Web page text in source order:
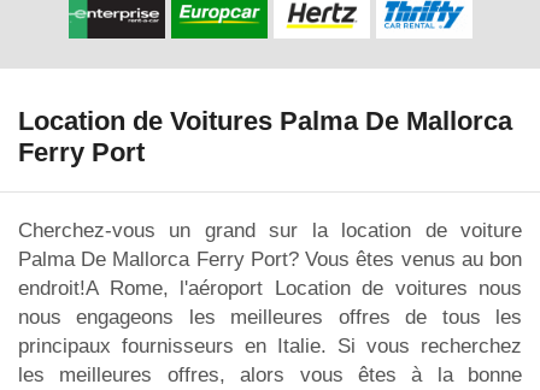
Location de Voitures Palma De Mallorca
Ferry Port
Cherchez-vous un grand sur la location de voiture
Palma De Mallorca Ferry Port? Vous êtes venus au bon
endroit!A Rome, l'aéroport Location de voitures nous
nous engageons les meilleures offres de tous les
principaux fournisseurs en Italie. Si vous recherchez
les meilleures offres, alors vous êtes à la bonne